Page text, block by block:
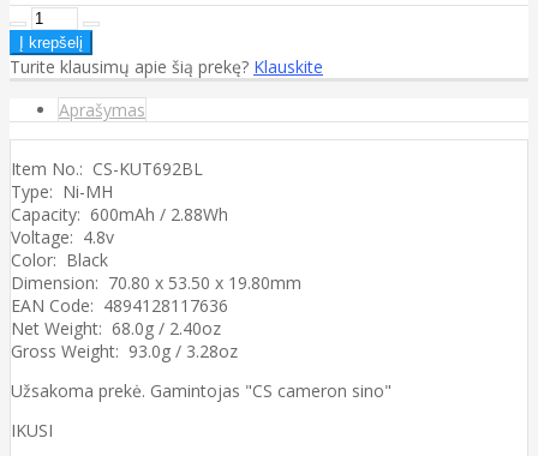
Turite klausimų apie šią prekę? Klauskite
Aprašymas
Item No.: CS-KUT692BL
Type: Ni-MH
Capacity: 600mAh / 2.88Wh
Voltage: 4.8v
Color: Black
Dimension: 70.80 x 53.50 x 19.80mm
EAN Code: 4894128117636
Net Weight: 68.0g / 2.40oz
Gross Weight: 93.0g / 3.28oz
Užsakoma prekė. Gamintojas "CS cameron sino"
IKUSI